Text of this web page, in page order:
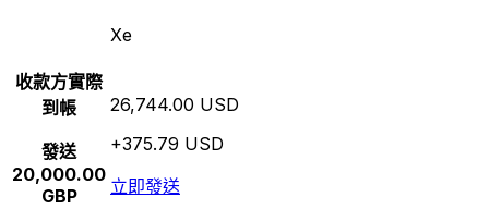
Xe
收款方實際
到帳
發送
20,000.00
GBP
26,744.00 USD
+375.79 USD
立即發送